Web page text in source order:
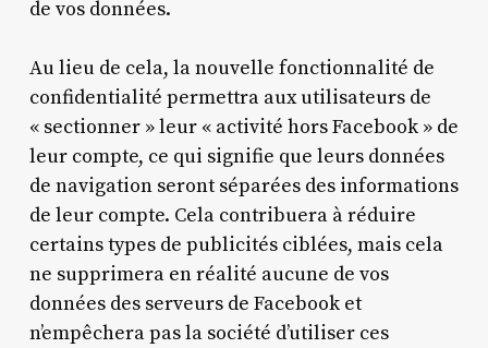
de vos données.
Au lieu de cela, la nouvelle fonctionnalité de
confidentialité permettra aux utilisateurs de
« sectionner » leur « activité hors Facebook » de
leur compte, ce qui signifie que leurs données
de navigation seront séparées des informations
de leur compte. Cela contribuera à réduire
certains types de publicités ciblées, mais cela
ne supprimera en réalité aucune de vos
données des serveurs de Facebook et
n’empêchera pas la société d’utiliser ces